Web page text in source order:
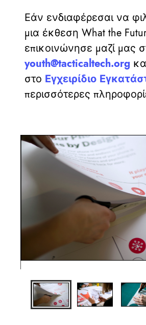
Εάν ενδιαφέρεσαι να
μια έκθεση What the
επικοινώνησε μαζί μας
youth@tacticaltech.org
στο Εγχειρίδιο
περισσότερες